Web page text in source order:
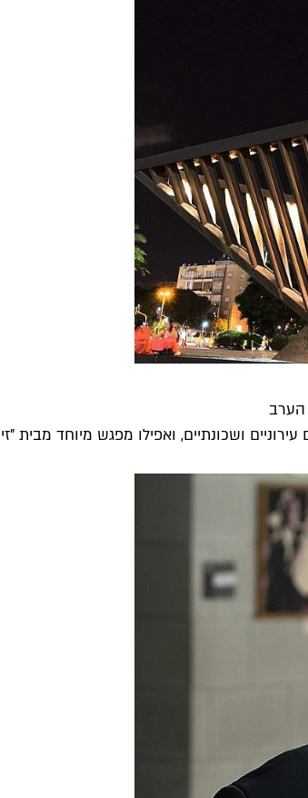
ושכונתיים, ואפילו מפגש מיוחד מבית